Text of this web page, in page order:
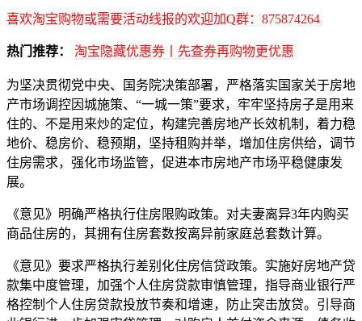
喜欢淘宝购物或需要活动线报的欢迎加Q群：875874264
热门推荐： 淘宝隐藏优惠券丨先查券再购物更优惠
为坚决贯彻党中央、国务院决策部署，严格落实国家关于房地
产市场调控因城施策、“一城一策”要求，牢牢坚持房子是用来
住的、不是用来炒的定位，构建完善房地产长效机制，着力稳
地价、稳房价、稳预期，坚持租购并举，增加住房供给，调节
住房需求，强化市场监管，促进本市房地产市场平稳健康发
展。
《意见》明确严格执行住房限购政策。对夫妻离异3年内购买
商品住房的，其拥有住房套数按离异前家庭总套数计算。
《意见》要求严格执行差别化住房信贷政策。实施好房地产贷
款集中度管理，加强个人住房贷款审慎管理，指导商业银行严
格控制个人住房贷款投放节奏和增速，防止突击放贷。引导商